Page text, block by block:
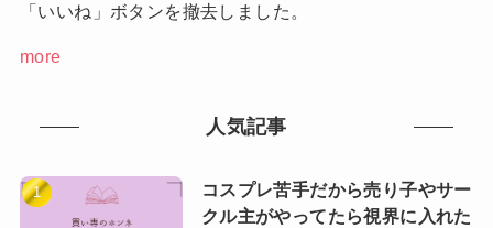
「いいね」ボタンを撤去しました。
more
人気記事
コスプレ苦手だから売り子やサー
クル主がやってたら視界に入れた